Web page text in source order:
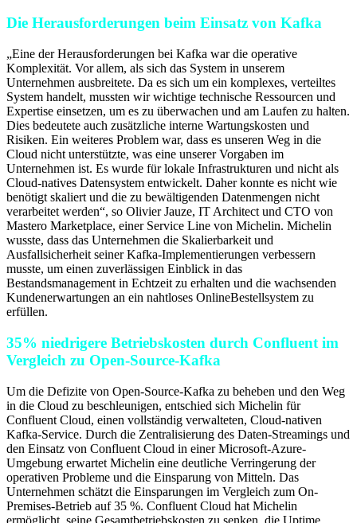
Die Herausforderungen beim Einsatz von Kafka
„Eine der Herausforderungen bei Kafka war die operative
Komplexität. Vor allem, als sich das System in unserem
Unternehmen ausbreitete. Da es sich um ein komplexes, verteiltes
System handelt, mussten wir wichtige technische Ressourcen und
Expertise einsetzen, um es zu überwachen und am Laufen zu halten.
Dies bedeutete auch zusätzliche interne Wartungskosten und
Risiken. Ein weiteres Problem war, dass es unseren Weg in die
Cloud nicht unterstützte, was eine unserer Vorgaben im
Unternehmen ist. Es wurde für lokale Infrastrukturen und nicht als
Cloud-natives Datensystem entwickelt. Daher konnte es nicht wie
benötigt skaliert und die zu bewältigenden Datenmengen nicht
verarbeitet werden“, so Olivier Jauze, IT Architect und CTO von
Mastero Marketplace, einer Service Line von Michelin. Michelin
wusste, dass das Unternehmen die Skalierbarkeit und
Ausfallsicherheit seiner Kafka-Implementierungen verbessern
musste, um einen zuverlässigen Einblick in das
Bestandsmanagement in Echtzeit zu erhalten und die wachsenden
Kundenerwartungen an ein nahtloses OnlineBestellsystem zu
erfüllen.
35% niedrigere Betriebskosten durch Confluent im
Vergleich zu Open-Source-Kafka
Um die Defizite von Open-Source-Kafka zu beheben und den Weg
in die Cloud zu beschleunigen, entschied sich Michelin für
Confluent Cloud, einen vollständig verwalteten, Cloud-nativen
Kafka-Service. Durch die Zentralisierung des Daten-Streamings und
den Einsatz von Confluent Cloud in einer Microsoft-Azure-
Umgebung erwartet Michelin eine deutliche Verringerung der
operativen Probleme und die Einsparung von Mitteln. Das
Unternehmen schätzt die Einsparungen im Vergleich zum On-
Premises-Betrieb auf 35 %. Confluent Cloud hat Michelin
ermöglicht, seine Gesamtbetriebskosten zu senken, die Uptime